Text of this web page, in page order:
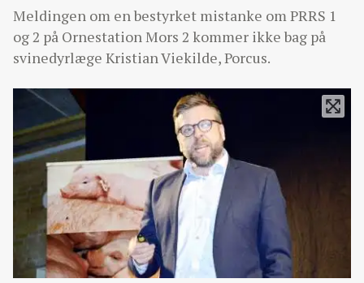
Meldingen om en bestyrket mistanke om PRRS 1
og 2 på Ornestation Mors 2 kommer ikke bag på
svinedyrlæge Kristian Viekilde, Porcus.